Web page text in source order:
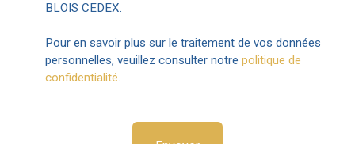
BLOIS CEDEX.
Pour en savoir plus sur le traitement de vos données
personnelles, veuillez consulter notre politique de
confidentialité.